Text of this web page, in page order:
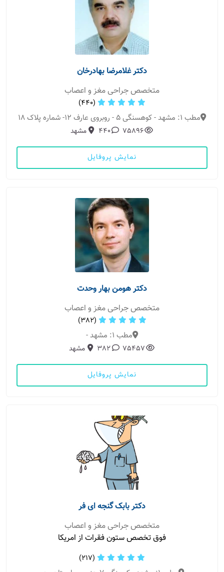
دکتر غلامرضا بهادرخان
متخصص جراحی مغز و اعصاب
(440)
مطب 1: مشهد - کوهسنگی 5 - روبروی عارف 12- شماره پلاک 18
75896
440 مشهد
نمایش پروفایل
دکتر هومن بهار وحدت
متخصص جراحی مغز و اعصاب
(382)
مطب 1: مشهد -
75457
382 مشهد
نمایش پروفایل
دکتر بابک گنجه ای فر
متخصص جراحی مغز و اعصاب
فوق تخصص ستون فقرات از امریکا
(217)